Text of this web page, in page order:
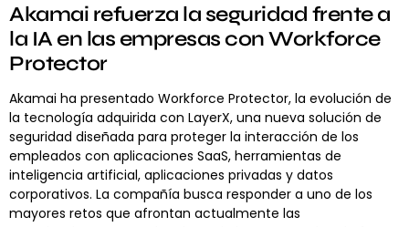
Akamai refuerza la seguridad frente a
la IA en las empresas con Workforce
Protector
Akamai ha presentado Workforce Protector, la evolución de
la tecnología adquirida con LayerX, una nueva solución de
seguridad diseñada para proteger la interacción de los
empleados con aplicaciones SaaS, herramientas de
inteligencia artificial, aplicaciones privadas y datos
corporativos. La compañía busca responder a uno de los
mayores retos que afrontan actualmente las